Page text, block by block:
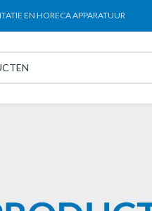
EN HORECA APPARATUUR